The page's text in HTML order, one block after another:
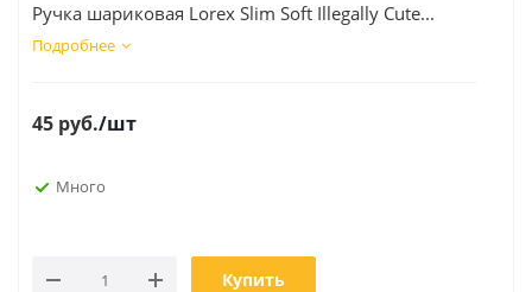
Ручка шариковая Lorex Slim Soft Illegally Cute...
Подробнее
45 руб./шт
Много
Купить